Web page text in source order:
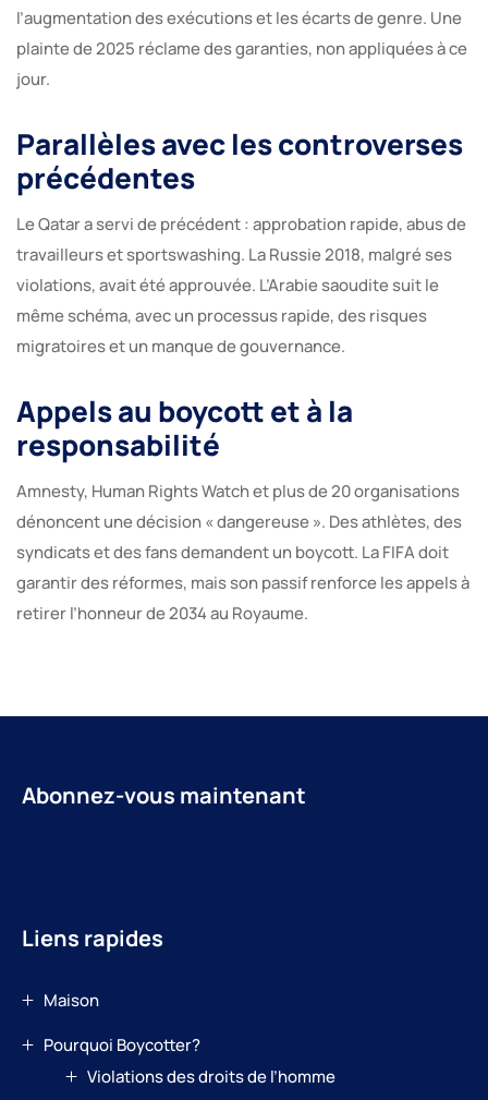
l’augmentation des exécutions et les écarts de genre. Une
plainte de 2025 réclame des garanties, non appliquées à ce
jour.
Parallèles avec les controverses
précédentes
Le Qatar a servi de précédent : approbation rapide, abus de
travailleurs et sportswashing. La Russie 2018, malgré ses
violations, avait été approuvée. L’Arabie saoudite suit le
même schéma, avec un processus rapide, des risques
migratoires et un manque de gouvernance.
Appels au boycott et à la
responsabilité
Amnesty, Human Rights Watch et plus de 20 organisations
dénoncent une décision « dangereuse ». Des athlètes, des
syndicats et des fans demandent un boycott. La FIFA doit
garantir des réformes, mais son passif renforce les appels à
retirer l’honneur de 2034 au Royaume.
Abonnez-vous maintenant
Liens rapides
Maison
Pourquoi Boycotter?
Violations des droits de l’homme